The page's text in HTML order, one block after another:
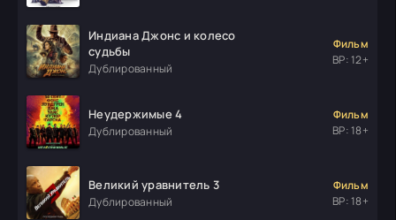
Индиана Джонс и колесо
судьбы
Дублированный
Фильм
ВР: 12+
Неудержимые 4
Дублированный
Фильм
ВР: 18+
Великий уравнитель 3
Дублированный
Фильм
ВР: 18+